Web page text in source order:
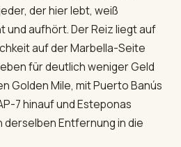
der hier lebt, weiß
und aufhört. Der Reiz liegt auf
auf der Marbella-Seite
für deutlich weniger Geld
Golden Mile, mit Puerto Banús
7 hinauf und Esteponas
Entfernung in die